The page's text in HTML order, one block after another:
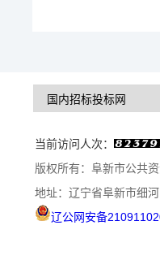
当前访问人次：
版权所有：阜新市公共
地址：辽宁省阜新市细
辽公网安备